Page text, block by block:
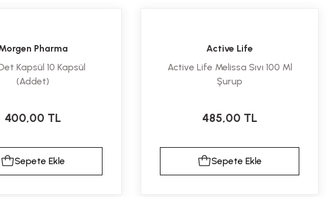
Pharma
Kapsül 10 Kapsül
(Addet)
400,00 TL
Sepete Ekle
Active Life
Active Life Melissa Sıvı 100 Ml
Şurup
485,00 TL
Sepete Ekle